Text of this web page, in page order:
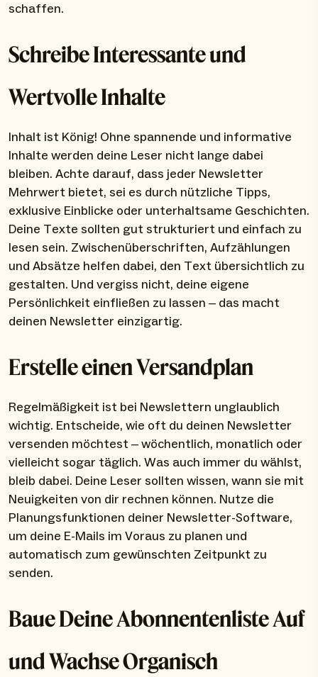
schaffen.
Schreibe Interessante und
Wertvolle Inhalte
Inhalt ist König! Ohne spannende und informative
Inhalte werden deine Leser nicht lange dabei
bleiben. Achte darauf, dass jeder Newsletter
Mehrwert bietet, sei es durch nützliche Tipps,
exklusive Einblicke oder unterhaltsame Geschichten.
Deine Texte sollten gut strukturiert und einfach zu
lesen sein. Zwischenüberschriften, Aufzählungen
und Absätze helfen dabei, den Text übersichtlich zu
gestalten. Und vergiss nicht, deine eigene
Persönlichkeit einfließen zu lassen – das macht
deinen Newsletter einzigartig.
Erstelle einen Versandplan
Regelmäßigkeit ist bei Newslettern unglaublich
wichtig. Entscheide, wie oft du deinen Newsletter
versenden möchtest – wöchentlich, monatlich oder
vielleicht sogar täglich. Was auch immer du wählst,
bleib dabei. Deine Leser sollten wissen, wann sie mit
Neuigkeiten von dir rechnen können. Nutze die
Planungsfunktionen deiner Newsletter-Software,
um deine E-Mails im Voraus zu planen und
automatisch zum gewünschten Zeitpunkt zu
senden.
Baue Deine Abonnentenliste Auf
und Wachse Organisch